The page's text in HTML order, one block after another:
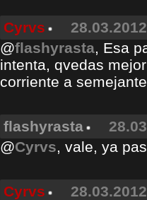
Cyrvs
@flashyrasta, Esa
intenta, qvedas
corriente a
flashyrasta
@Cyrvs, vale, ya
Cyrvs